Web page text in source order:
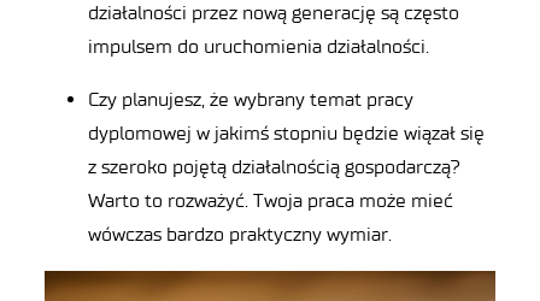
działalności przez nową generację są często
impulsem do uruchomienia działalności.
Czy planujesz, że wybrany temat pracy
dyplomowej w jakimś stopniu będzie wiązał się
z szeroko pojętą działalnością gospodarczą?
Warto to rozważyć. Twoja praca może mieć
wówczas bardzo praktyczny wymiar.